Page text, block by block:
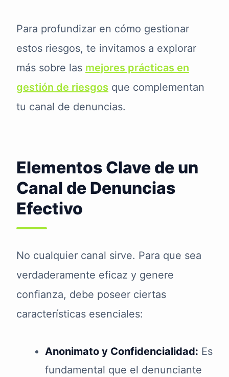
Para profundizar en cómo gestionar
estos riesgos, te invitamos a explorar
más sobre las mejores prácticas en
gestión de riesgos que complementan
tu canal de denuncias.
Elementos Clave de un
Canal de Denuncias
Efectivo
No cualquier canal sirve. Para que sea
verdaderamente eficaz y genere
confianza, debe poseer ciertas
características esenciales:
Anonimato y Confidencialidad: Es
fundamental que el denunciante